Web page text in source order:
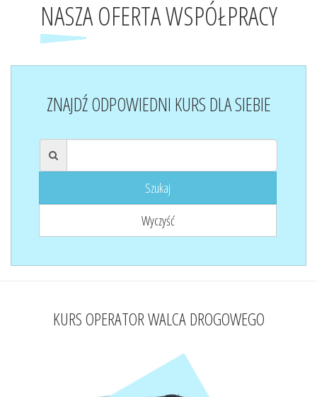
NASZA OFERTA WSPÓŁPRACY
ZNAJDŹ ODPOWIEDNI KURS DLA SIEBIE
Szukaj
Wyczyść
KURS OPERATOR WALCA DROGOWEGO